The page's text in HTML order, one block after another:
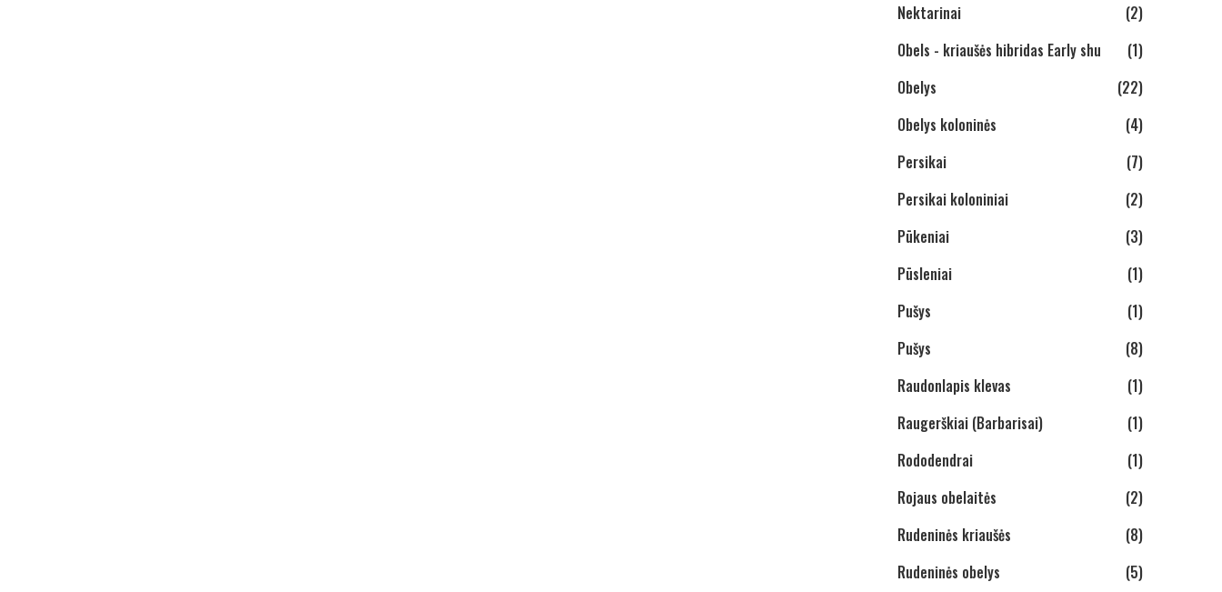
Nektarinai
(2)
Obels - kriaušės hibridas Early shu
(1)
Obelys
(22)
Obelys koloninės
(4)
Persikai
(7)
Persikai koloniniai
(2)
Pūkeniai
(3)
Pūsleniai
(1)
Pušys
(1)
Pušys
(8)
Raudonlapis klevas
(1)
Raugerškiai (Barbarisai)
(1)
Rododendrai
(1)
Rojaus obelaitės
(2)
Rudeninės kriaušės
(8)
Rudeninės obelys
(5)